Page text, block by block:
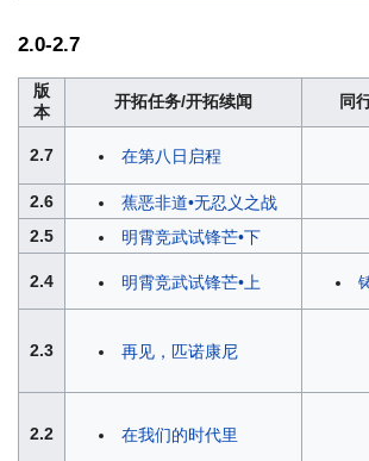
2.0-2.7
版
本
开拓任务/开拓续闻 同
2.7 在第八日启程
2.6 蕉恶非道•无忍义之战
2.5
明霄竞武试锋芒•下
2.4 明霄竞武试锋芒•上
2.3 再见，匹诺康尼
2.2 在我们的时代里